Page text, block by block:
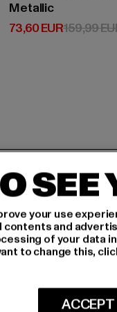
Metallic
73,60 EUR
Derzeitiger Preis:
159,99
SEE
your use
and
of your data
to change this,
ACCEPT